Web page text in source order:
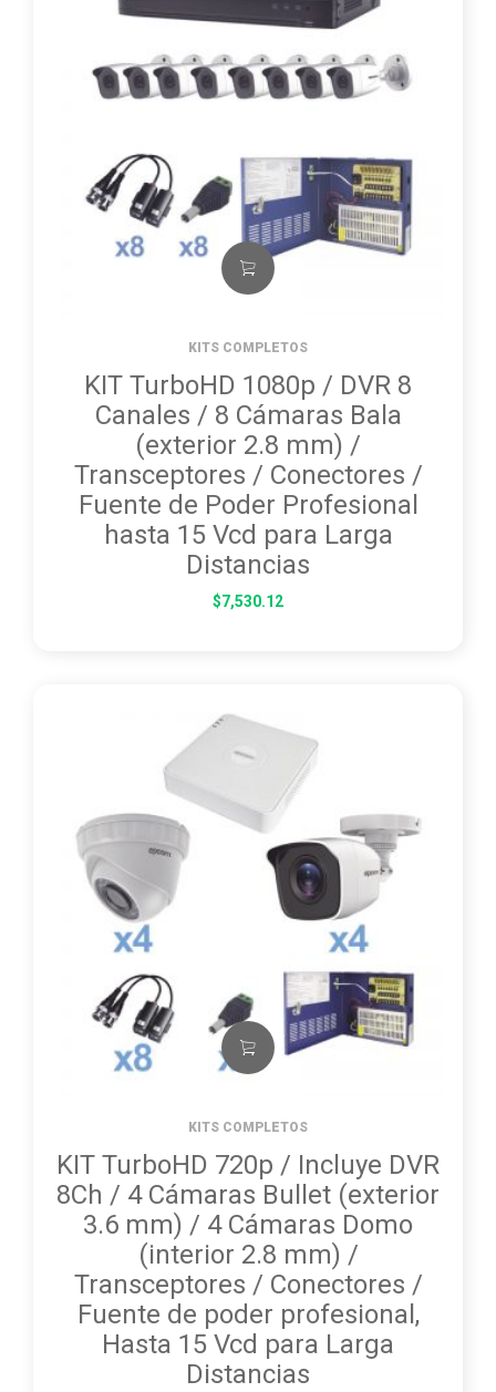
KITS COMPLETOS
KIT TurboHD 1080p / DVR 8
Canales / 8 Cámaras Bala
(exterior 2.8 mm) /
Transceptores / Conectores /
Fuente de Poder Profesional
hasta 15 Vcd para Larga
Distancias
$7,530.12
KITS COMPLETOS
KIT TurboHD 720p / Incluye DVR
8Ch / 4 Cámaras Bullet (exterior
3.6 mm) / 4 Cámaras Domo
(interior 2.8 mm) /
Transceptores / Conectores /
Fuente de poder profesional,
Hasta 15 Vcd para Larga
Distancias